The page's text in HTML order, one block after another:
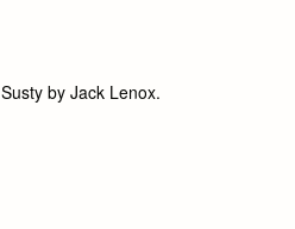
Sustyby Jack Lenox.